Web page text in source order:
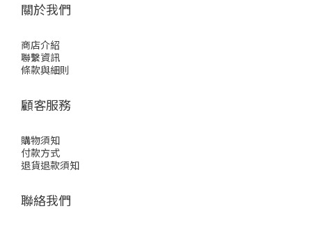
關於我們
商店介紹
聯繫資訊
條款與細則
顧客服務
購物須知
付款方式
退貨退款須知
聯絡我們